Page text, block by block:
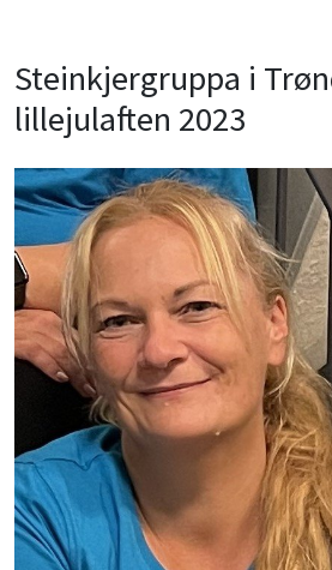
Steinkjergruppa i
lillejulaften 2023